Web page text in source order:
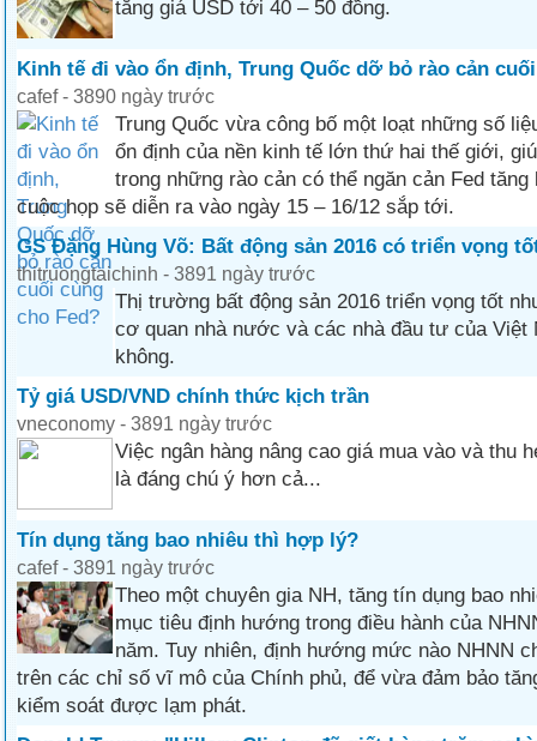
tăng giá USD tới 40 – 50 đồng.
Kinh tế đi vào ổn định, Trung Quốc dỡ bỏ rào cản
cafef - 3890 ngày trước
Trung Quốc vừa công bố một loạt những số
ổn định của nền kinh tế lớn thứ hai thế giới,
trong những rào cản có thể ngăn cản Fed tăng
cuộc họp sẽ diễn ra vào ngày 15 – 16/12 sắp tới.
GS Đặng Hùng Võ: Bất động sản 2016 có triển vọng
thitruongtaichinh - 3891 ngày trước
Thị trường bất động sản 2016 triển vọng tốt
cơ quan nhà nước và các nhà đầu tư của Việt
không.
Tỷ giá USD/VND chính thức kịch trần
vneconomy - 3891 ngày trước
Việc ngân hàng nâng cao giá mua vào và thu
là đáng chú ý hơn cả...
Tín dụng tăng bao nhiêu thì hợp lý?
cafef - 3891 ngày trước
Theo một chuyên gia NH, tăng tín dụng bao
mục tiêu định hướng trong điều hành của
năm. Tuy nhiên, định hướng mức nào NHNN
trên các chỉ số vĩ mô của Chính phủ, để vừa đảm bảo
kiểm soát được lạm phát.